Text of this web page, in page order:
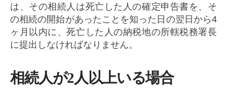
は、その相続人は死亡した人の確定申告書を、そ
の相続の開始があったことを知った日の翌日から4
ヶ月以内に、死亡した人の納税地の所轄税務署長
に提出しなければなりません。
相続人が2人以上いる場合